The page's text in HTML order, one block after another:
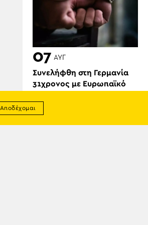
07 ΑΥΓ
Συνελήφθη στη Γερμανία
31χρονος με Ευρωπαϊκό
ανθρωποκτονίες στην
Ελλάδα
Αποδέχομαι